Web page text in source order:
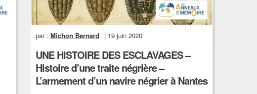
par : Michon Bernard | 19 juin 2020
UNE HISTOIRE DES ESCLAVAGES –
Histoire d’une traite négrière –
L’armement d’un navire négrier à Nantes